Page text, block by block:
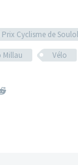
Prix Cyclisme de
Millau Vélo